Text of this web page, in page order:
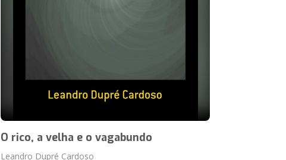
O rico, a velha e o vagabundo
Leandro Dupré Cardoso